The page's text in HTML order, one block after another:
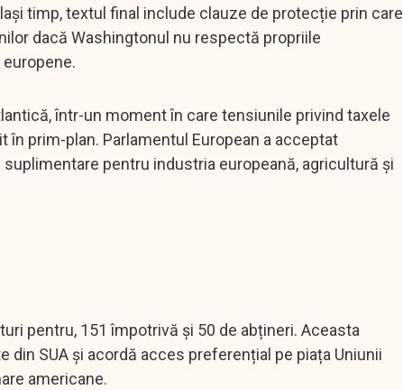
timp, textul final include clauze de protecție prin care
dacă Washingtonul nu respectă propriile
într-un moment în care tensiunile privind taxele
în prim-plan. Parlamentul European a acceptat
pentru industria europeană, agricultură și
pentru, 151 împotrivă și 50 de abțineri. Aceasta
SUA și acordă acces preferențial pe piața Uniunii
americane.